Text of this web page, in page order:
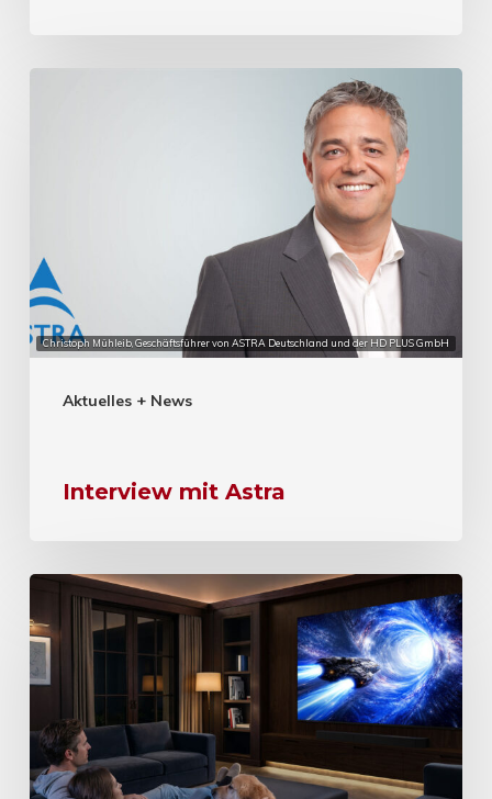
Christoph Mühleib, Geschäftsführer von ASTRA Deutschland und der HD PLUS GmbH
Aktuelles + News
Interview mit Astra